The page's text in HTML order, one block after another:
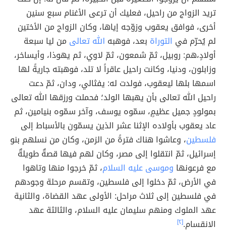
تريد الزواج من راحيل، فعليك أن ترعى الأغنام سبع سنين
أخرى، فوافق يعقوب وزوّجه إياها، وكان الزواج من الأختين
لم يُحرّم في التوراة بعد، فوهبه الله تعالى من ليا سبعة
أولادٍ،هم: روبيل، ثمّ شمعون، ثمّ لاوي، ثم يهوذا، وأيساخر،
وزابلون، ودنيا، وكانت راحيل عاقراً لا تلد، فوهبته جاريةً لها
اسمها بلها ليعقوب، فولدت له: يفثالي، ودان، ثمّ دعت
راحيل الله تعالى بأن يهبها الولد؛ فحملت ورزقها الله تعالى
بمولودٍ جميل عظيمٍ، سمّوه يوسف، وآخر سمّوه بنيامين، ثم
عاد يعقوب بأولاده الإثنا عشر الذين يسمّون بالأسباط إلى
فلسطين، وعاشوا هناك فترةً من الزمن، وكان من نسلهم بنو
إسرائيل، ثمّ انتقلوا إلى مصر، وكان لهم فيها قصةٌ طويلةٌ
مع فرعونها وموسى عليه السلام، ثمّ خرجوا منها وتاهوا
في الأرض، ثمّ دخلوا إلى فلسطين، وتقسم مرحلة وجودهم
في فلسطين إلى ثلاث مراحل: الأولى عهد القضاة، والثانية
عهد الملوك ومنهم سليمان عليه السلام، والثالثة عهد
الانقسام.[٢]